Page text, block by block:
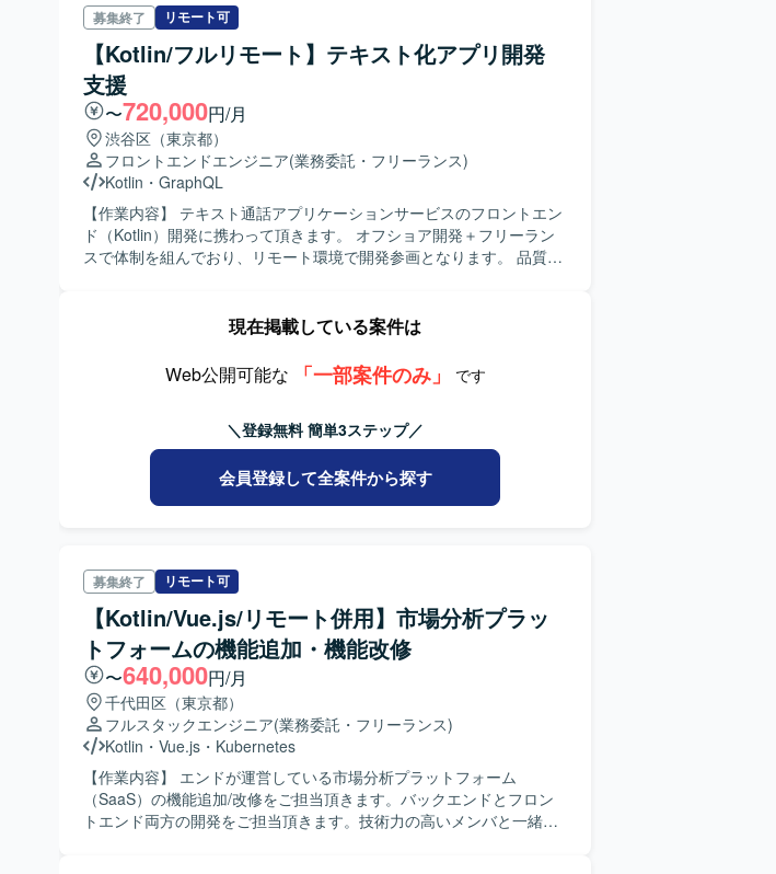
能など先端領域の実装に携われます。 【開発環境】 言語：
Kotlin（Android）、Swift（iOS歓迎） UI：xmlベース アーキテクチ
ャ：MVP（非同期処理はコールバック中心） 通信：Retrofit ライブラ
リ管理：Gradle テスト：JUnit（単体テスト中心） CI/CD：GitLabビ
ルドパイプライン 解析：Firebase（Google Analytics）
募集終了 リモート可
【Kotlin/フルリモート】テキスト化アプリ開発
支援
〜720,000円/月
渋谷区（東京都）
フロントエンドエンジニア(業務委託・フリーランス)
Kotlin ・ GraphQL
【作業内容】 テキスト通話アプリケーションサービスのフロントエン
ド（Kotlin）開発に携わって頂きます。 オフショア開発＋フリーラン
スで体制を組んでおり、リモート環境で開発参画となります。 品質向
方に支援頂きたいと考えています。
現在掲載している案件は
Web公開可能な
「一部案件のみ」 です
＼登録無料 簡単3ステップ／
会員登録して全案件から探す
募集終了 リモート可
【Kotlin/Vue.js/リモート併用】市場分析プラッ
トフォームの機能追加・機能改修
〜640,000円/月
千代田区（東京都）
フルスタックエンジニア(業務委託・フリーランス)
Kotlin ・ Vue.js ・ Kubernetes
【作業内容】 エンドが運営している市場分析プラットフォーム
（SaaS）の機能追加/改修をご担当頂きます。バックエンドとフロン
トエンド両方の開発をご担当頂きます。技術力の高いメンバと一緒に